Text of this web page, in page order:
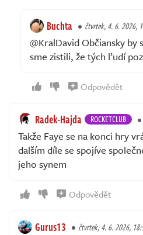
Buchta čtvrtek, 4. 6. 2026,
@KralDavid Občiansky by
sme zistili, že tých ľudí
Odpovědět
Radek-Hajda ROCKETCLUB
Takže Faye se na konci hry
dalším díle se spojíve
jeho synem
Odpovědět
Gurus13 čtvrtek, 4. 6. 2026,